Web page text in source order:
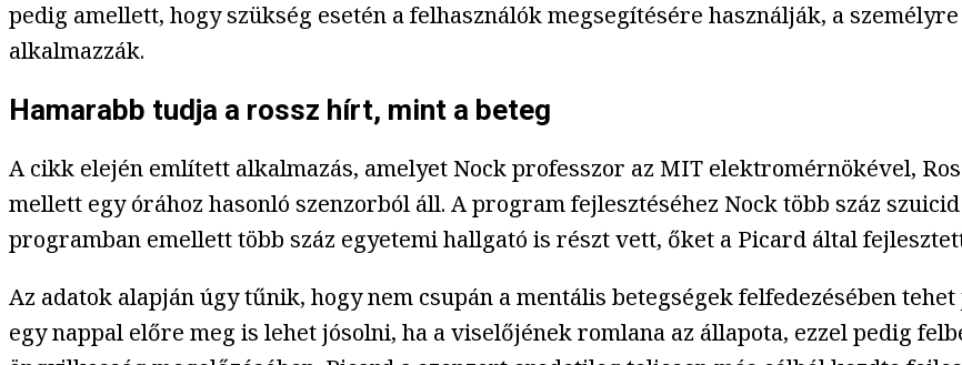
pedig amellett, hogy szükség esetén a felhasználók megsegítésére használják, a
alkalmazzák.
Hamarabb tudja a rossz hírt, mint a beteg
A cikk elején említett alkalmazás, amelyet Nock professzor az MIT elektromérnökével,
mellett egy órához hasonló szenzorból áll. A program fejlesztéséhez Nock több száz
programban emellett több száz egyetemi hallgató is részt vett, őket a Picard által
Az adatok alapján úgy tűnik, hogy nem csupán a mentális betegségek felfedezésében
egy nappal előre meg is lehet jósolni, ha a viselőjének romlana az állapota, ezzel pedig